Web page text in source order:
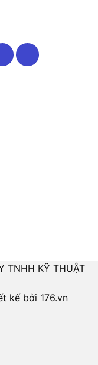
TNHH KỸ THUẬT
kế bởi 176.vn